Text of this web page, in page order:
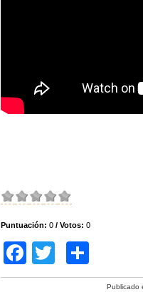
Puntuación: 0 / Votos: 0
F
a
wi o
Publicado